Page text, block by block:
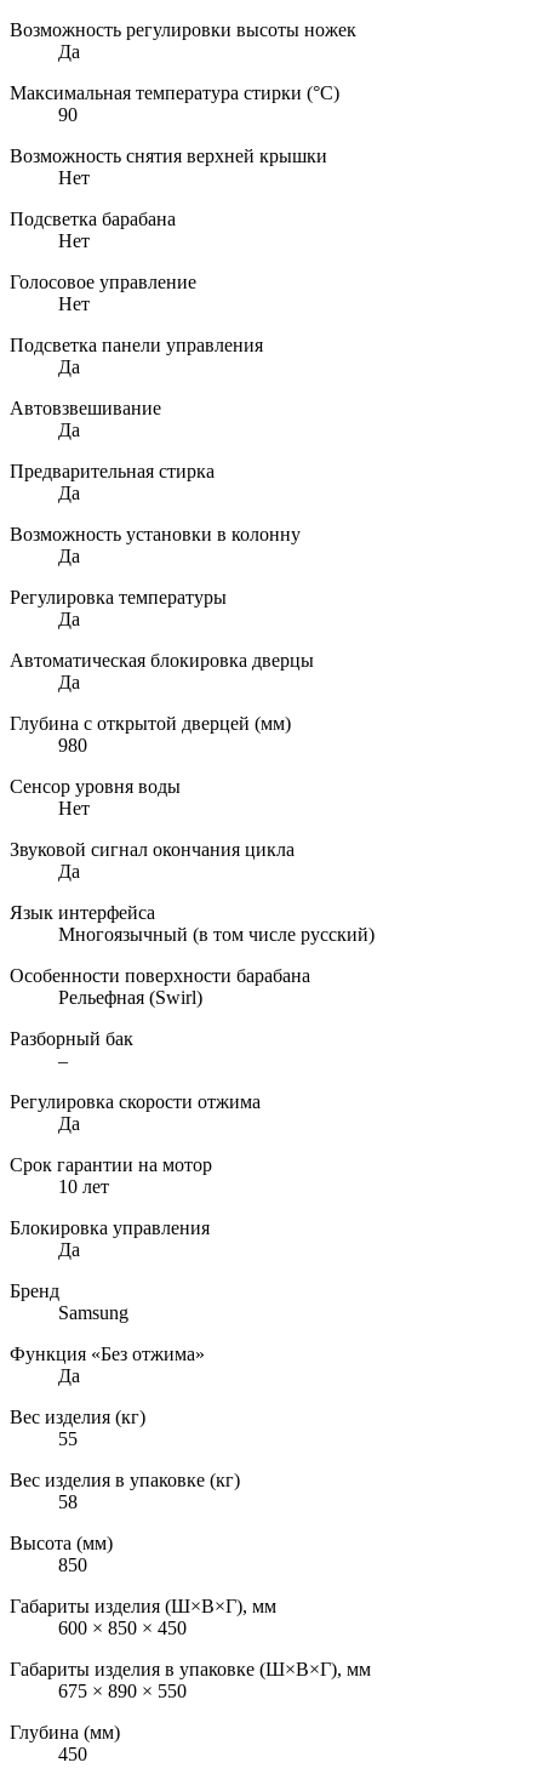
Возможность регулировки высоты ножек
Да
Максимальная температура стирки (°C)
90
Возможность снятия верхней крышки
Нет
Подсветка барабана
Нет
Голосовое управление
Нет
Подсветка панели управления
Да
Автовзвешивание
Да
Предварительная стирка
Да
Возможность установки в колонну
Да
Регулировка температуры
Да
Автоматическая блокировка дверцы
Да
Глубина с открытой дверцей (мм)
980
Сенсор уровня воды
Нет
Звуковой сигнал окончания цикла
Да
Язык интерфейса
Многоязычный (в том числе русский)
Особенности поверхности барабана
Рельефная (Swirl)
Разборный бак
–
Регулировка скорости отжима
Да
Срок гарантии на мотор
10 лет
Блокировка управления
Да
Бренд
Samsung
Функция «Без отжима»
Да
Вес изделия (кг)
55
Вес изделия в упаковке (кг)
58
Высота (мм)
850
Габариты изделия (Ш×В×Г), мм
600 × 850 × 450
Габариты изделия в упаковке (Ш×В×Г), мм
675 × 890 × 550
Глубина (мм)
450